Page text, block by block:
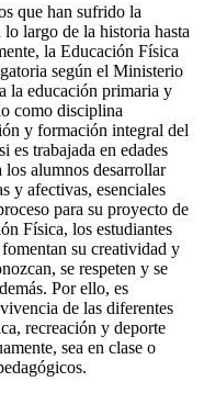
que han sufrido la
largo de la historia hasta
la Educación Física
según el Ministerio
la educación primaria y
como disciplina
y formación integral del
es trabajada en edades
los alumnos desarrollar
y afectivas, esenciales
para su proyecto de
Física, los estudiantes
su creatividad y
se respeten y se
Por ello, es
de las diferentes
recreación y deporte
sea en clase o